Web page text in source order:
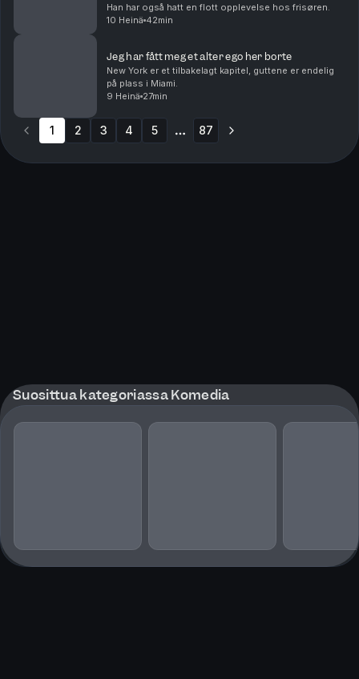
Han har også hatt en flott opplevelse hos frisøren.
10 Heinä 42min
Jeg har fått meg et alter ego her borte
New York er et tilbakelagt kapitel, guttene er endelig
på plass i Miami.
9 Heinä 27min
1 2 3 4 5 87
Suosittua kategoriassa Komedia